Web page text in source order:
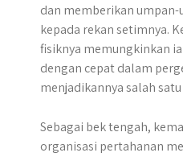
dan memberikan
kepada rekan setimnya.
fisiknya memungkinkan
dengan cepat dalam
menjadikannya salah
Sebagai bek tengah,
organisasi pertahanan